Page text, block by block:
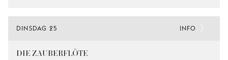
DINSDAG 25
DIE ZAUBERFLÖTE
INFO